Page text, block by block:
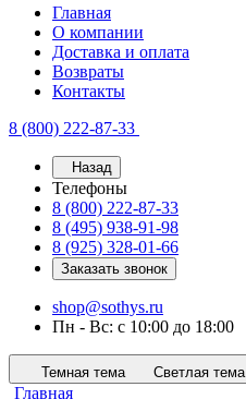
Главная
О компании
Доставка и оплата
Возвраты
Контакты
8 (800) 222-87-33
Назад
Телефоны
8 (800) 222-87-33
8 (495) 938-91-98
8 (925) 328-01-66
Заказать звонок
shop@sothys.ru
Пн - Вс: с 10:00 до 18:00
Темная тема Светлая тема
Главная